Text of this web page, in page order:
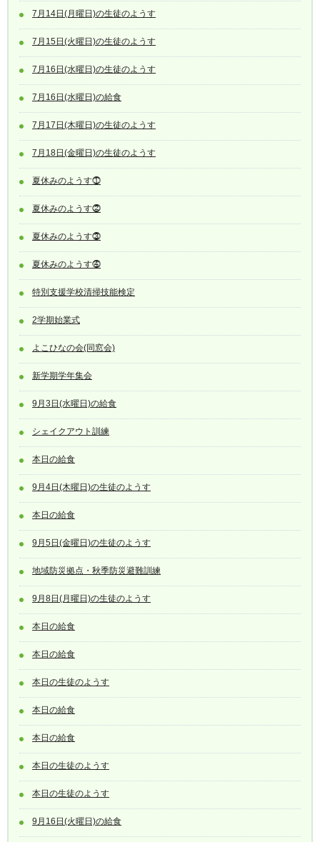
7月14日(月曜日)の生徒のようす
7月15日(火曜日)の生徒のようす
7月16日(水曜日)の生徒のようす
7月16日(水曜日)の給食
7月17日(木曜日)の生徒のようす
7月18日(金曜日)の生徒のようす
夏休みのようす⓵
夏休みのようす⓶
夏休みのようす⓷
夏休みのようす⓸
特別支援学校清掃技能検定
2学期始業式
よこひなの会(同窓会)
新学期学年集会
9月3日(水曜日)の給食
シェイクアウト訓練
本日の給食
9月4日(木曜日)の生徒のようす
本日の給食
9月5日(金曜日)の生徒のようす
地域防災拠点・秋季防災避難訓練
9月8日(月曜日)の生徒のようす
本日の給食
本日の給食
本日の生徒のようす
本日の給食
本日の給食
本日の生徒のようす
本日の生徒のようす
9月16日(火曜日)の給食